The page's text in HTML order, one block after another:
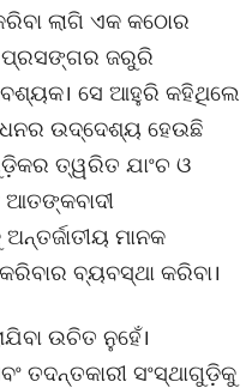
ଲାଗି ଏକ କଠୋର
ପ୍ରସଙ୍ଗର ଜରୁରି
ସେ ଆହୁରି କହିଥିଲେ
ଉଦ୍ଦେଶ୍ୟ ହେଉଛି
ତ୍ୱରିତ ଯାଂଚ ଓ
ଆତଙ୍କବାଦୀ
ମାନକ
ବ୍ୟବସ୍ଥା କରିବା।
ଉଚିତ ନୁହେଁ।
ତଦନ୍ତକାରୀ ସଂସ୍ଥାଗୁଡ଼ିକୁ